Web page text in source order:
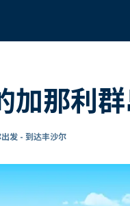
加那利
发 - 到达丰沙尔